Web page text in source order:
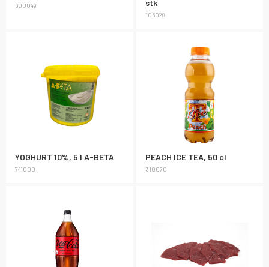
600049
stk
106029
YOGHURT 10%, 5 l A-BETA
741000
PEACH ICE TEA, 50 cl
310070